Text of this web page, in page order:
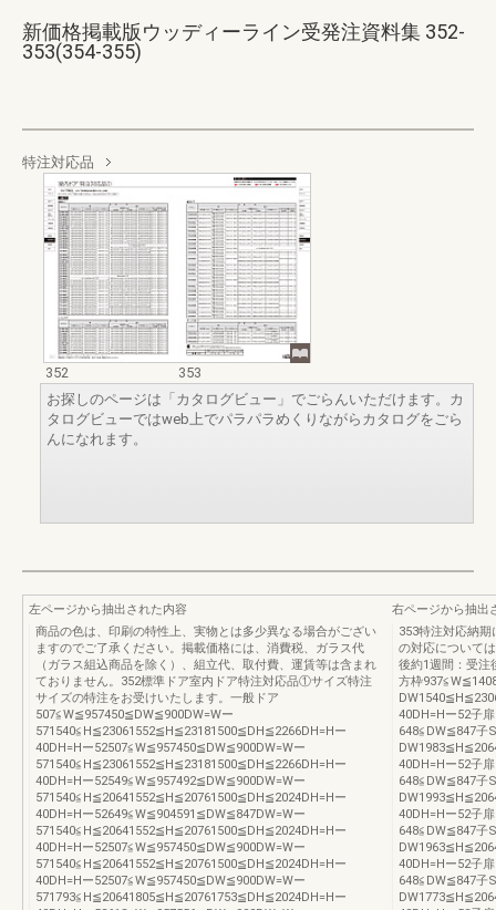
新価格掲載版ウッディーライン受発注資料集 352-
353(354-355)
特注対応品
352
353
お探しのページは「カタログビュー」でごらんいただけます。カ
タログビューではweb上でパラパラめくりながらカタログをごら
んになれます。
左ページから抽出された内容
商品の色は、印刷の特性上、実物とは多少異なる場合がござい
ますのでご了承ください。掲載価格には、消費税、ガラス代
（ガラス組込商品を除く）、組立代、取付費、運賃等は含まれ
ておりません。352標準ドア室内ドア特注対応品①サイズ特注
サイズの特注をお受けいたします。一般ドア
507≦W≦957450≦DW≦900DW=Wー
571540≦H≦23061552≦H≦23181500≦DH≦2266DH=Hー
40DH=Hー52507≦W≦957450≦DW≦900DW=Wー
571540≦H≦23061552≦H≦23181500≦DH≦2266DH=Hー
40DH=Hー52549≦W≦957492≦DW≦900DW=Wー
571540≦H≦20641552≦H≦20761500≦DH≦2024DH=Hー
40DH=Hー52649≦W≦904591≦DW≦847DW=Wー
571540≦H≦20641552≦H≦20761500≦DH≦2024DH=Hー
40DH=Hー52507≦W≦957450≦DW≦900DW=Wー
571540≦H≦20641552≦H≦20761500≦DH≦2024DH=Hー
40DH=Hー52507≦W≦957450≦DW≦900DW=Wー
571793≦H≦20641805≦H≦20761753≦DH≦2024DH=Hー
右ページから抽出
353特注対応納
の対応について
後約1週間：受注
方枠
40DH=Hー52子
648≦DW≦847子
40DH=Hー52子
648≦DW≦847子
40DH=Hー52子
648≦DW≦847子
40DH=Hー52子
648≦DW≦847子